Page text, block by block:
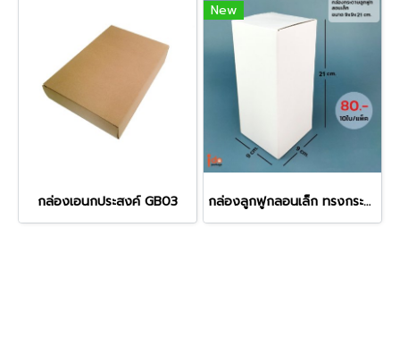
กล่องเอนกประสงค์ GB03
New
กล่องลูกฟูกลอนเล็ก ทรงกระบอก 9x9x21 cm. (ออกใบกำกับภาษีไม่ได้ / Unable to issue tax invoice)